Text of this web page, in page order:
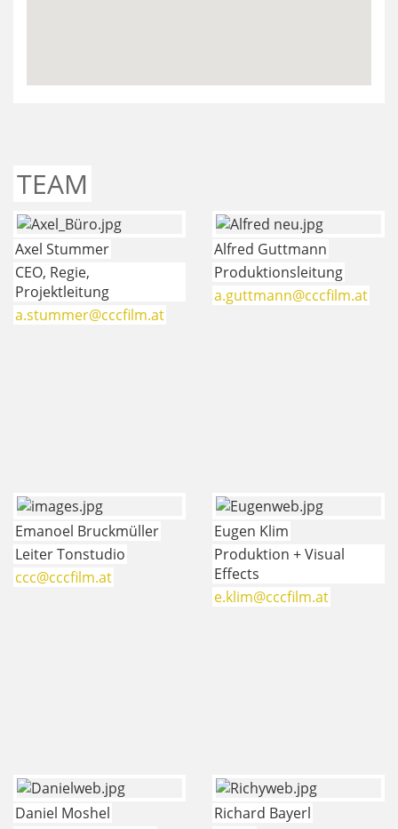
TEAM
Axel Stummer
CEO, Regie,
Projektleitung
a.stummer@cccfilm.at
Alfred Guttmann
Produktionsleitung
a.guttmann@cccfilm.at
Emanoel Bruckmüller
Leiter Tonstudio
ccc@cccfilm.at
Eugen Klim
Produktion + Visual
Effects
e.klim@cccfilm.at
Daniel Moshel
Richard Bayerl